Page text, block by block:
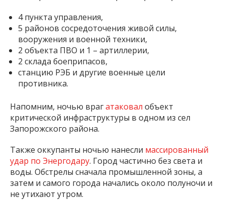
4 пункта управления,
5 районов сосредоточения живой силы,
вооружения и военной техники,
2 объекта ПВО и 1 – артиллерии,
2 склада боеприпасов,
станцию ​​РЭБ и другие военные цели
противника.
Напомним, ночью врагатаковал объект
критической инфраструктуры в одном из сел
Запорожского района.
Также оккупанты ночью нанесли массированный
удар по Энергодару. Город частично без света и
воды. Обстрелы сначала промышленной зоны, а
затем и самого города начались около полуночи и
не утихают утром.